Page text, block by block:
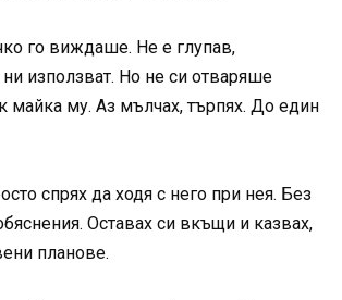
го виждаше. Не е глупав,
използват. Но не си отваряше
майка му. Аз мълчах, търпях. До един
спрях да ходя с него при нея. Без
Оставах си вкъщи и казвах,
планове.